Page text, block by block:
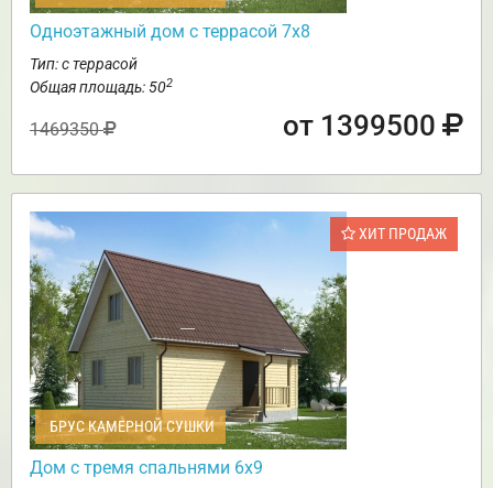
Одноэтажный дом с террасой 7х8
Тип: с террасой
Общая площадь: 502
1469350 от 1399500
ХИТ ПРОДАЖ
БРУС КАМЕРНОЙ СУШКИ
Дом с тремя спальнями 6х9